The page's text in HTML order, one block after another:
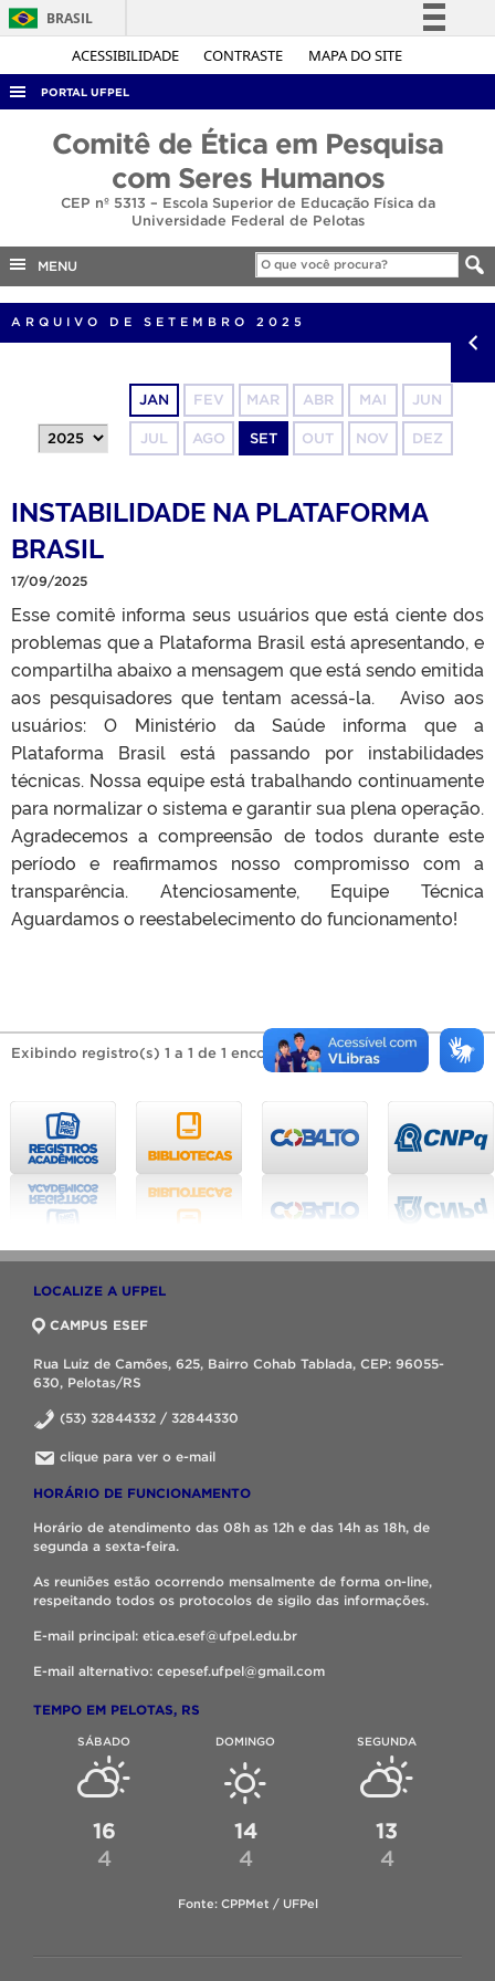
ACESSIBILIDADE CONTRASTE MAPA DO SITE
BRASIL
Simplifique!
Acesso à informação
Legislação
Canais
PORTAL UFPEL
ACESSO À INFORMAÇÃO
COBALTO
INTERNACIONAL
TELEFONES
Comitê de Ética em Pesquisa
com Seres Humanos
CEP nº 5313 – Escola Superior de Educação Física da
Universidade Federal de Pelotas
MENU
ARQUIVO DE SETEMBRO 2025
JAN FEV MAR ABR MAI JUN
JUL AGO SET OUT NOV DEZ
INSTABILIDADE NA PLATAFORMA
BRASIL
17/09/2025
Esse comitê informa seus usuários que está ciente dos
problemas que a Plataforma Brasil está apresentando, e
compartilha abaixo a mensagem que está sendo emitida
aos pesquisadores que tentam acessá-la. Aviso aos
usuários: O Ministério da Saúde informa que a
Plataforma Brasil está passando por instabilidades
técnicas. Nossa equipe está trabalhando continuamente
para normalizar o sistema e garantir sua plena operação.
Agradecemos a compreensão de todos durante este
período e reafirmamos nosso compromisso com a
transparência. Atenciosamente, Equipe Técnica
Aguardamos o reestabelecimento do funcionamento!
Exibindo registro(s) 1 a 1 de 1 encontrado(s).
LOCALIZE A UFPEL
CAMPUS ESEF
Rua Luiz de Camões, 625, Bairro Cohab Tablada, CEP: 96055-
630, Pelotas/RS
(53) 32844332 / 32844330
clique para ver o e-mail
HORÁRIO DE FUNCIONAMENTO
Horário de atendimento das 08h as 12h e das 14h as 18h, de
segunda a sexta-feira.
As reuniões estão ocorrendo mensalmente de forma on-line,
respeitando todos os protocolos de sigilo das informações.
E-mail principal: etica.esef@ufpel.edu.br
E-mail alternativo: cepesef.ufpel@gmail.com
TEMPO EM PELOTAS, RS
SÁBADO
16
4
DOMINGO
14
4
SEGUNDA
13
4
Fonte: CPPMet / UFPel